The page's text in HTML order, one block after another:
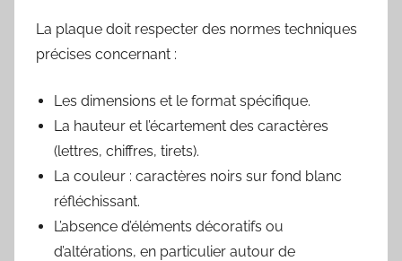
La plaque doit respecter des normes techniques
précises concernant :
Les dimensions et le format spécifique.
La hauteur et l’écartement des caractères
(lettres, chiffres, tirets).
La couleur : caractères noirs sur fond blanc
réfléchissant.
L’absence d’éléments décoratifs ou
d’altérations, en particulier autour de